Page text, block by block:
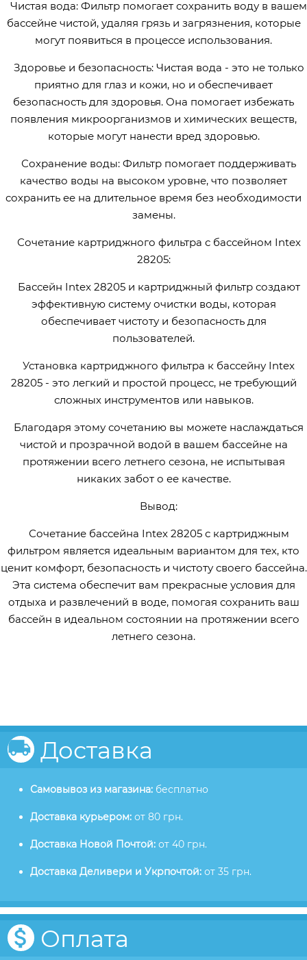
Чистая вода: Фильтр помогает сохранить воду в вашем
бассейне чистой, удаляя грязь и загрязнения, которые
могут появиться в процессе использования.
Здоровье и безопасность: Чистая вода - это не только
приятно для глаз и кожи, но и обеспечивает
безопасность для здоровья. Она помогает избежать
появления микроорганизмов и химических веществ,
которые могут нанести вред здоровью.
Сохранение воды: Фильтр помогает поддерживать
качество воды на высоком уровне, что позволяет
сохранить ее на длительное время без необходимости
замены.
Сочетание картриджного фильтра с бассейном Intex
28205:
Бассейн Intex 28205 и картриджный фильтр создают
эффективную систему очистки воды, которая
обеспечивает чистоту и безопасность для
пользователей.
Установка картриджного фильтра к бассейну Intex
28205 - это легкий и простой процесс, не требующий
сложных инструментов или навыков.
Благодаря этому сочетанию вы можете наслаждаться
чистой и прозрачной водой в вашем бассейне на
протяжении всего летнего сезона, не испытывая
никаких забот о ее качестве.
Вывод:
Сочетание бассейна Intex 28205 с картриджным
фильтром является идеальным вариантом для тех, кто
ценит комфорт, безопасность и чистоту своего бассейна.
Эта система обеспечит вам прекрасные условия для
отдыха и развлечений в воде, помогая сохранить ваш
бассейн в идеальном состоянии на протяжении всего
летнего сезона.
Доставка
Самовывоз из магазина: бесплатно
Доставка курьером: от 80 грн.
Доставка Новой Почтой: от 40 грн.
Доставка Деливери и Укрпочтой: от 35 грн.
Оплата